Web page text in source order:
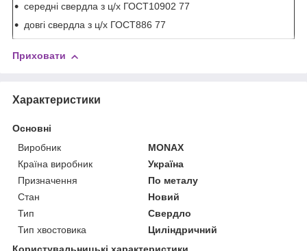
середні свердла з ц/х ГОСТ10902 77
довгі свердла з ц/х ГОСТ886 77
Приховати
Характеристики
Основні
Виробник
MONAX
Країна виробник
Україна
Призначення
По металу
Стан
Новий
Тип
Свердло
Тип хвостовика
Циліндричний